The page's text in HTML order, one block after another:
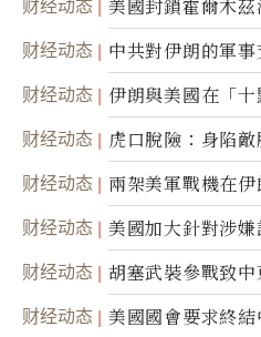
财经动态 美國封鎖霍爾木茲
财经动态
中共對伊朗的軍
間接技術轉讓
财经动态 伊朗與美國在「
财经动态 虎口脫險：身陷
财经动态
兩架美軍戰機在
蹤
财经动态
美國加大針對涉
民權力度
财经动态
胡塞武裝參戰致
面入侵的可能性
财经动态 美國國會要求終